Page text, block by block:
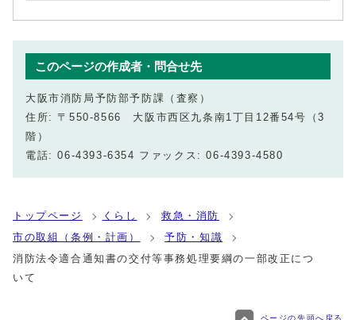
このページの作成者・問合せ先
大阪市消防局予防部予防課（査察）
住所: 〒550-8566 大阪市西区九条南1丁目12番54号（3
階）
電話: 06-4393-6354 ファックス: 06-4393-4580
トップページ くらし
救急・消防
市の取組（条例・計画）
予防・知識
消防法令適合通知書の交付等事務処理要綱の一部改正につ
いて
ページの先頭へ戻る